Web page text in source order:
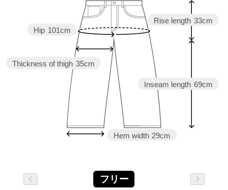
Inseam length 69cm
Rise length 33cm
Hem width 29cm
Thickness of thigh 35cm
Hip 101cm
フリー